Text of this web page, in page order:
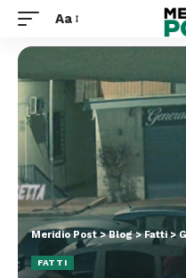
Aa
Meridio Post>Blog>Fatti>
FATTI